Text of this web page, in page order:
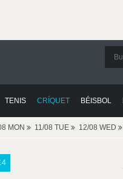
TENIS CRÍQUET BÉISBOL
MON 11/08 TUE 12/08 WED